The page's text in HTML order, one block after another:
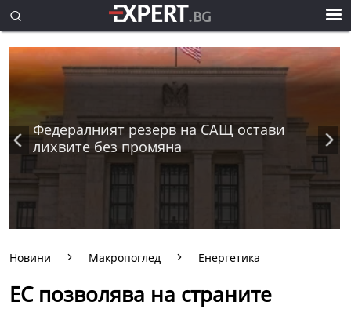
Федералният резерв на САЩ остави
лихвите без промяна
Новини Макропоглед Енергетика
ЕС позволява на страните